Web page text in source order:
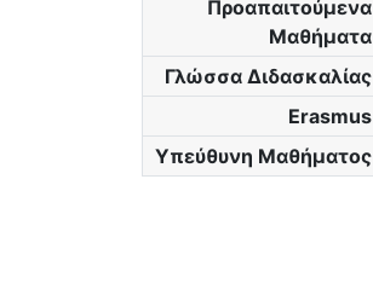
Προαπαιτούμενα
Μαθήματα
Γλώσσα Διδασκαλίας
Erasmus
Υπεύθυνη Μαθήματος